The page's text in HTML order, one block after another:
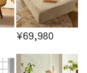
¥69,980